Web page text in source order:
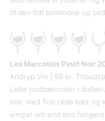
til den lidt solmodne og
Les Marcotins Pinot Noir
Andrup Vin | 69 kr.
Lette jordbærnoter i
noir med fine røde bær og
simpel om end den